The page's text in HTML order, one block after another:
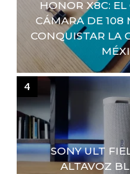
HONOR X8C: EL
CÁMARA DE 108
CONQUISTAR LA
SONY ULT
ALTAVOZ
4